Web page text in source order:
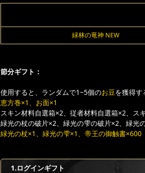
緑林の竜神 NEW
節分ギフト：
使用すると、ランダムで1~5個のお豆を獲得す
恵方巻×1、お面×1
スキン材料自選箱×2、従者材料自選箱×2、ス
緑光の杖の破片×2、緑光の雫の破片×2、緑光
緑光の杖×1、緑光の雫×1、帝王の御触書×600
1.ログインギフト